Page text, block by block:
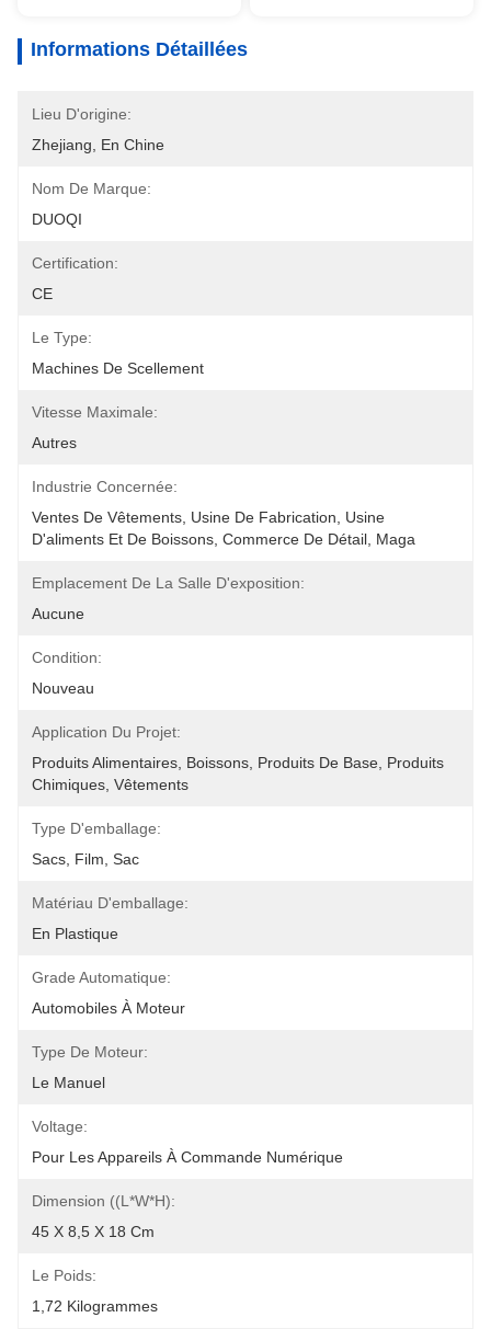
Informations Détaillées
Lieu D'origine:
Zhejiang, En Chine
Nom De Marque:
DUOQI
Certification:
CE
Le Type:
Machines De Scellement
Vitesse Maximale:
Autres
Industrie Concernée:
Ventes De Vêtements, Usine De Fabrication, Usine
D'aliments Et De Boissons, Commerce De Détail, Maga
Emplacement De La Salle D'exposition:
Aucune
Condition:
Nouveau
Application Du Projet:
Produits Alimentaires, Boissons, Produits De Base, Produits
Chimiques, Vêtements
Type D'emballage:
Sacs, Film, Sac
Matériau D'emballage:
En Plastique
Grade Automatique:
Automobiles À Moteur
Type De Moteur:
Le Manuel
Voltage:
Pour Les Appareils À Commande Numérique
Dimension ((L*W*H):
45 X 8,5 X 18 Cm
Le Poids:
1,72 Kilogrammes